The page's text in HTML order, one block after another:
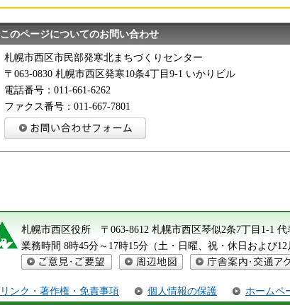
このページについてのお問い合わせ
札幌市西区市民部発寒北まちづくりセンター
〒063-0830 札幌市西区発寒10条4丁目9-1 いかりビル
電話番号：011-661-6262
ファクス番号：011-667-7801
札幌市西区役所 〒063-8612 札幌市西区琴似2条7丁目1-1 代
業務時間 8時45分～17時15分（土・日曜、祝・休日および12
ご意見・ご要望
周辺地図 庁舎案内・交通アク
リンク・著作権・免責事項 個人情報の保護 ホームペ